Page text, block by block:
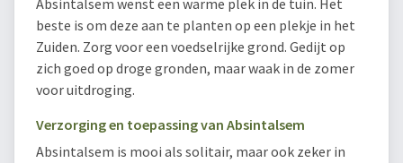
beste is om deze aan te planten op een plekje in het
Zuiden. Zorg voor een voedselrijke grond. Gedijt op
zich goed op droge gronden, maar waak in de zomer
voor uitdroging.
Verzorging en toepassing van Absintalsem
Absintalsem is mooi als solitair, maar ook zeker in